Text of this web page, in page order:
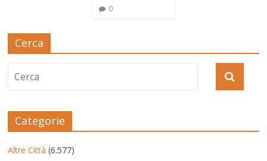
0
Cerca
Categorie
Altre Città (6.577)